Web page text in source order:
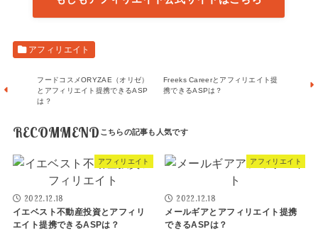
アフィリエイト
フードコスメORYZAE（オリゼ）
とアフィリエイト提携できるASP
は？
Freeks Careerとアフィリエイト提
携できるASPは？
RECOMMEND
アフィリエイト
2022.12.18
イエベスト不動産投資とアフィリ
エイト提携できるASPは？
アフィリエイト
2022.12.18
メールギアとアフィリエイト提携
できるASPは？